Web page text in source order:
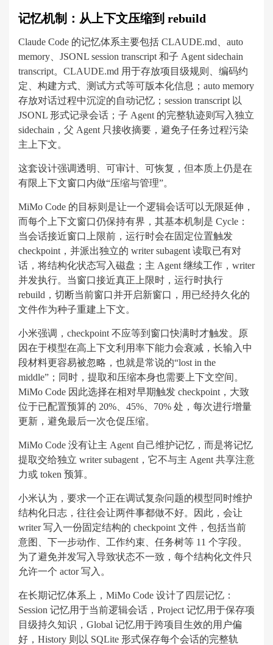
记忆机制：从上下文压缩到 rebuild
Claude Code 的记忆体系主要包括 CLAUDE.md、auto
memory、JSONL session transcript 和子 Agent sidechain
transcript。CLAUDE.md 用于存放项目级规则、编码约
定、构建方式、测试方式等可版本化信息；auto memory
存放对话过程中沉淀的自动记忆；session transcript 以
JSONL 形式记录会话；子 Agent 的完整轨迹则写入独立
sidechain，父 Agent 只接收摘要，避免子任务过程污染
主上下文。
这套设计强调透明、可审计、可恢复，但本质上仍是在
有限上下文窗口内做“压缩与管理”。
MiMo Code 的目标则是让一个逻辑会话可以无限延伸，
而每个上下文窗口仍保持有界，其基本机制是 Cycle：
当会话接近窗口上限前，运行时会在固定位置触发
checkpoint，并派出独立的 writer subagent 读取已有对
话，将结构化状态写入磁盘；主 Agent 继续工作，writer
并发执行。当窗口接近真正上限时，运行时执行
rebuild，切断当前窗口并开启新窗口，用已经持久化的
文件作为种子重建上下文。
小米强调，checkpoint 不应等到窗口快满时才触发。原
因在于模型在高上下文利用率下能力会衰减，长输入中
段材料更容易被忽略，也就是常说的“lost in the
middle”；同时，提取和压缩本身也需要上下文空间。
MiMo Code 因此选择在相对早期触发 checkpoint，大致
位于已配置预算的 20%、45%、70% 处，每次进行增量
更新，避免最后一次仓促压缩。
MiMo Code 没有让主 Agent 自己维护记忆，而是将记忆
提取交给独立 writer subagent，它不与主 Agent 共享注意
力或 token 预算。
小米认为，要求一个正在调试复杂问题的模型同时维护
结构化日志，往往会让两件事都做不好。因此，会让
writer 写入一份固定结构的 checkpoint 文件，包括当前
意图、下一步动作、工作约束、任务树等 11 个字段。
为了避免并发写入导致状态不一致，每个结构化文件只
允许一个 actor 写入。
在长期记忆体系上，MiMo Code 设计了四层记忆：
Session 记忆用于当前逻辑会话，Project 记忆用于保存项
目级持久知识，Global 记忆用于跨项目生效的用户偏
好，History 则以 SQLite 形式保存每个会话的完整轨